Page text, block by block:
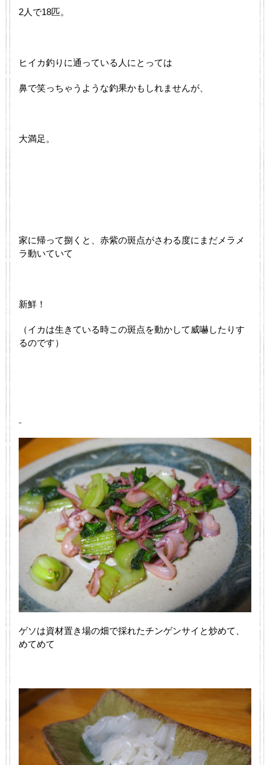
2人で18匹。
ヒイカ釣りに通っている人にとっては
鼻で笑っちゃうような釣果かもしれませんが、
大満足。
家に帰って捌くと、赤紫の斑点がさわる度にまだメラメ
ラ動いていて
新鮮！
（イカは生きている時この斑点を動かして威嚇したりす
るのです）
ゲソは資材置き場の畑で採れたチンゲンサイと炒めて、
めてめて